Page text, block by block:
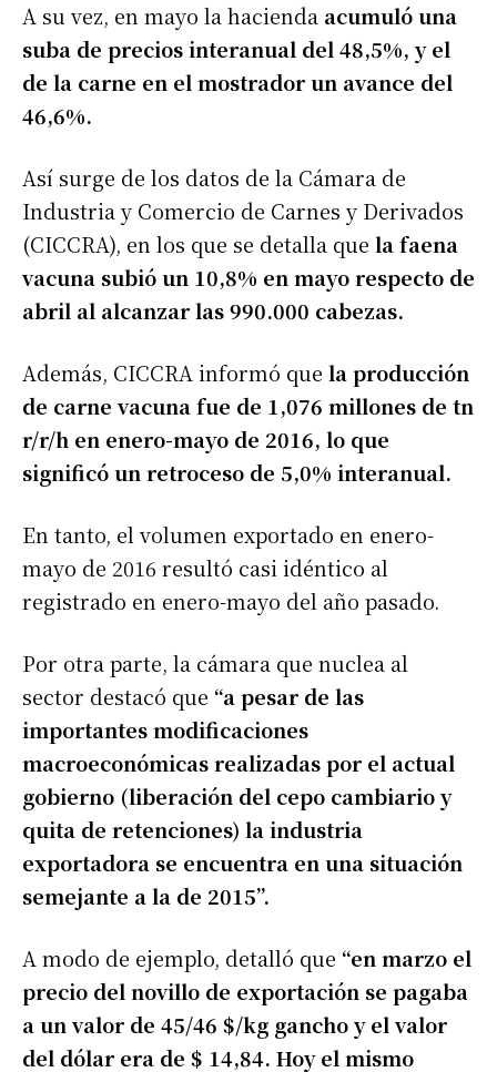
A su vez, en mayo la hacienda acumuló una
suba de precios interanual del 48,5%, y el
de la carne en el mostrador un avance del
46,6%.
Así surge de los datos de la Cámara de
Industria y Comercio de Carnes y Derivados
(CICCRA), en los que se detalla que la faena
vacuna subió un 10,8% en mayo respecto de
abril al alcanzar las 990.000 cabezas.
Además, CICCRA informó que la producción
de carne vacuna fue de 1,076 millones de tn
r/r/h en enero-mayo de 2016, lo que
significó un retroceso de 5,0% interanual.
En tanto, el volumen exportado en enero-
mayo de 2016 resultó casi idéntico al
registrado en enero-mayo del año pasado.
Por otra parte, la cámara que nuclea al
sector destacó que “a pesar de las
importantes modificaciones
macroeconómicas realizadas por el actual
gobierno (liberación del cepo cambiario y
quita de retenciones) la industria
exportadora se encuentra en una situación
semejante a la de 2015”.
A modo de ejemplo, detalló que “en marzo el
precio del novillo de exportación se pagaba
a un valor de 45/46 $/kg gancho y el valor
del dólar era de $ 14,84. Hoy el mismo